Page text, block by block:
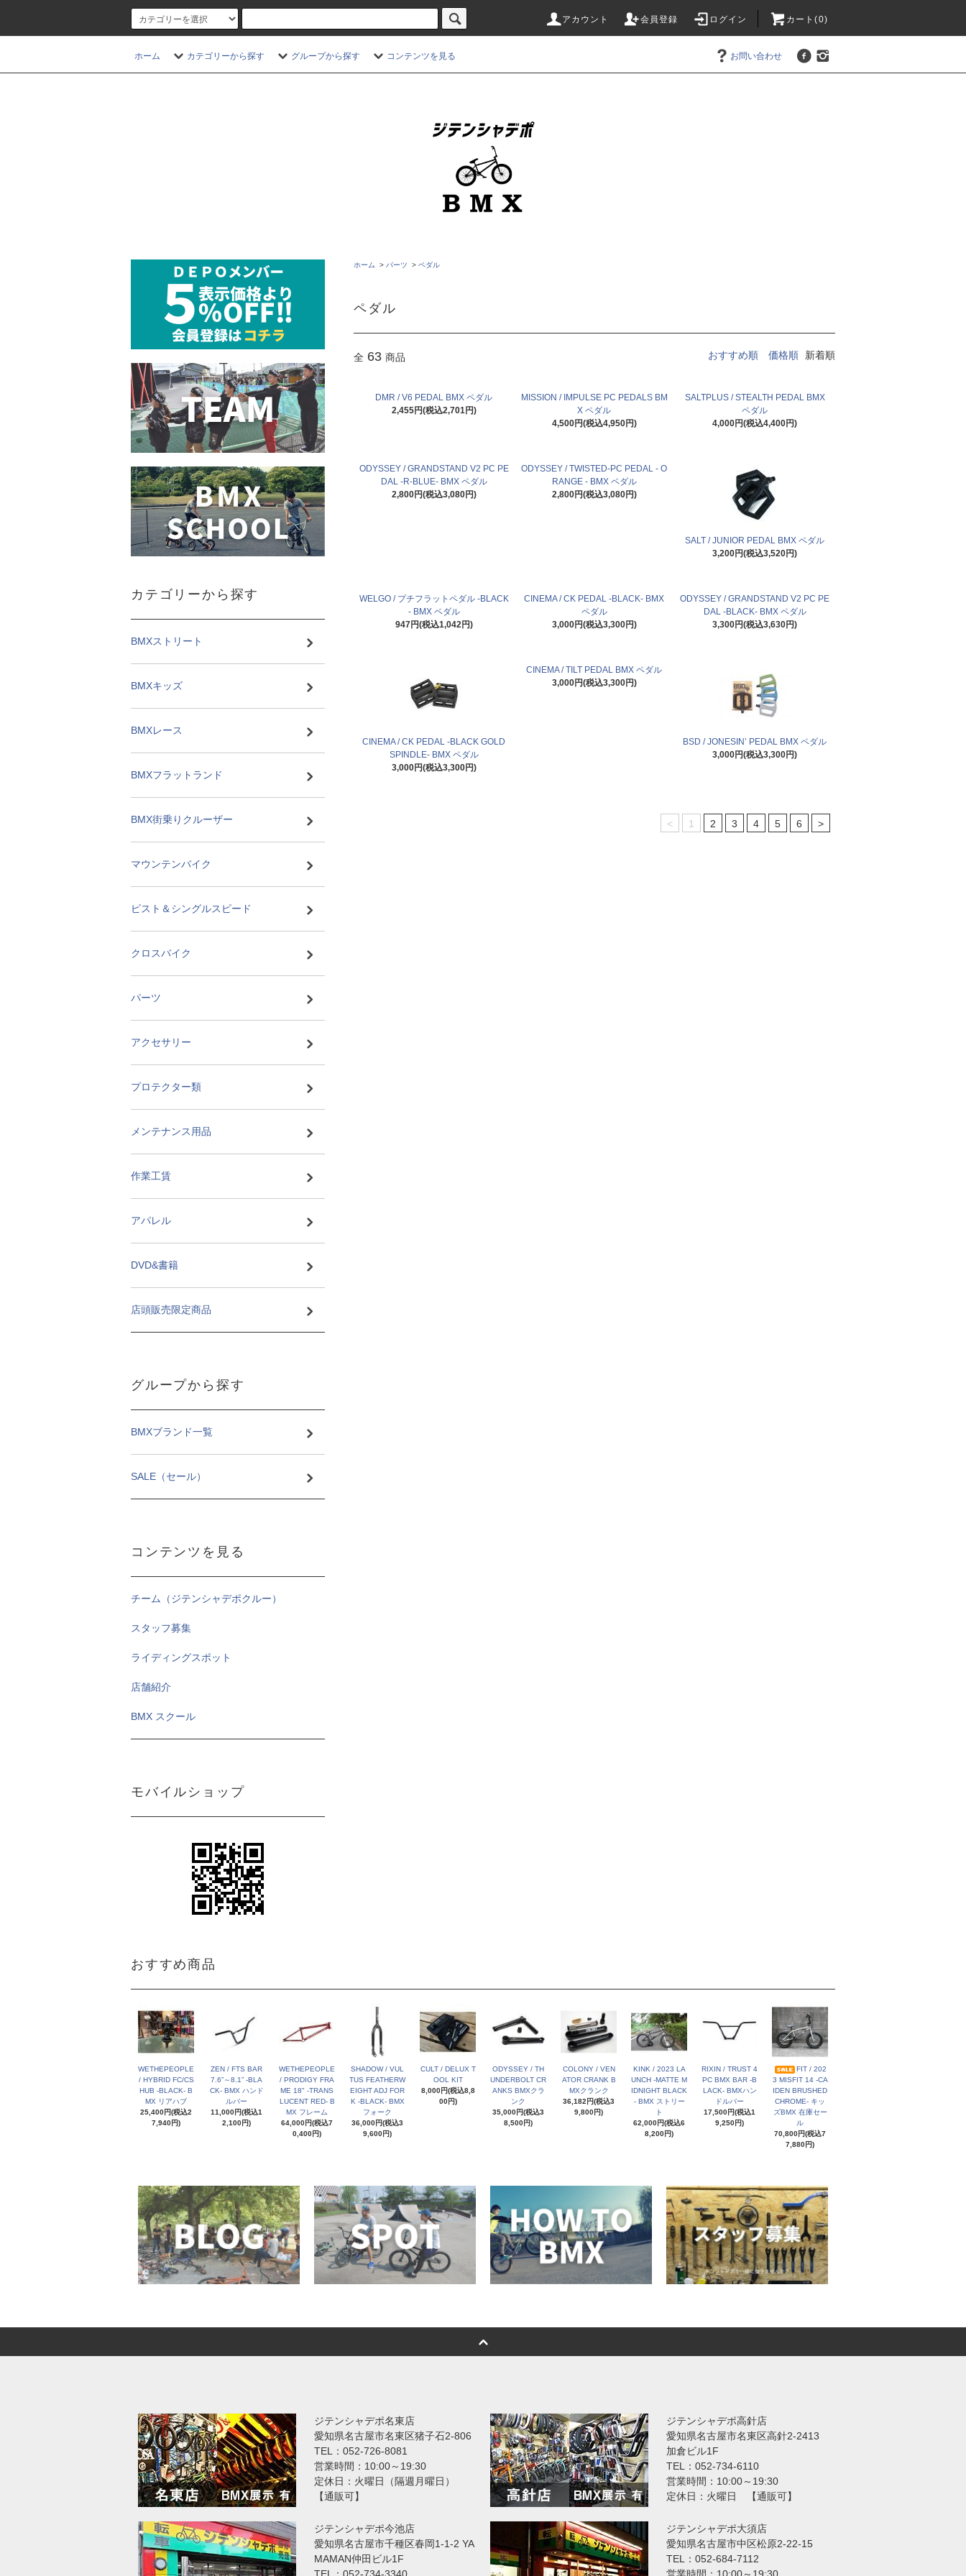
アカウント 会員登録 ログイン カート(0)
ホーム カテゴリーから探す グループから探す コンテンツを見る お問い合わせ
ホーム > パーツ > ペダル
ペダル
全 63 商品 おすすめ順 価格順 新着順
DMR / V6 PEDAL BMX ペダル
2,455円(税込2,701円)
MISSION / IMPULSE PC PEDALS BM
X ペダル
4,500円(税込4,950円)
SALTPLUS / STEALTH PEDAL BMX
ペダル
4,000円(税込4,400円)
ODYSSEY / GRANDSTAND V2 PC PE
DAL -R-BLUE- BMX ペダル
2,800円(税込3,080円)
ODYSSEY / TWISTED-PC PEDAL - O
RANGE - BMX ペダル
2,800円(税込3,080円)
SALT / JUNIOR PEDAL BMX ペダル
3,200円(税込3,520円)
WELGO / プチフラットペダル -BLACK
- BMX ペダル
947円(税込1,042円)
CINEMA / CK PEDAL -BLACK- BMX
ペダル
3,000円(税込3,300円)
ODYSSEY / GRANDSTAND V2 PC PE
DAL -BLACK- BMX ペダル
3,300円(税込3,630円)
CINEMA / CK PEDAL -BLACK GOLD
SPINDLE- BMX ペダル
3,000円(税込3,300円)
CINEMA / TILT PEDAL BMX ペダル
3,000円(税込3,300円)
BSD / JONESIN’ PEDAL BMX ペダル
3,000円(税込3,300円)
< 1 2 3 4 5 6 >
カテゴリーから探す
BMXストリート
BMXキッズ
BMXレース
BMXフラットランド
BMX街乗りクルーザー
マウンテンバイク
ピスト＆シングルスピード
クロスバイク
パーツ
アクセサリー
プロテクター類
メンテナンス用品
作業工賃
アパレル
DVD&書籍
店頭販売限定商品
グループから探す
BMXブランド一覧
SALE（セール）
コンテンツを見る
チーム（ジテンシャデポクルー）
スタッフ募集
ライディングスポット
店舗紹介
BMX スクール
モバイルショップ
おすすめ商品
WETHEPEOPLE
/ HYBRID FC/CS
HUB -BLACK- B
MX リアハブ
25,400円(税込2
7,940円)
ZEN / FTS BAR
7.6”～8.1” -BLA
CK- BMX ハンド
ルバー
11,000円(税込1
2,100円)
WETHEPEOPLE
/ PRODIGY FRA
ME 18" -TRANS
LUCENT RED- B
MX フレーム
64,000円(税込7
0,400円)
SHADOW / VUL
TUS FEATHERW
EIGHT ADJ FOR
K -BLACK- BMX
フォーク
36,000円(税込3
9,600円)
CULT / DELUX T
OOL KIT
8,000円(税込8,8
00円)
ODYSSEY / TH
UNDERBOLT CR
ANKS BMXクラ
ンク
35,000円(税込3
8,500円)
COLONY / VEN
ATOR CRANK B
MXクランク
36,182円(税込3
9,800円)
KINK / 2023 LA
UNCH -MATTE M
IDNIGHT BLACK
- BMX ストリー
ト
62,000円(税込6
8,200円)
RIXIN / TRUST 4
PC BMX BAR -B
LACK- BMXハン
ドルバー
17,500円(税込1
9,250円)
FIT / 202
3 MISFIT 14 -CA
IDEN BRUSHED
CHROME- キッ
ズBMX 在庫セー
ル
70,800円(税込7
7,880円)
ジテンシャデポ名東店
愛知県名古屋市名東区猪子石2-806
TEL：052-726-8081
営業時間：10:00～19:30
定休日：火曜日（隔週月曜日）
【通販可】
ジテンシャデポ高針店
愛知県名古屋市名東区高針2-2413
加倉ビル1F
TEL：052-734-6110
営業時間：10:00～19:30
定休日：火曜日 【通販可】
ジテンシャデポ今池店
愛知県名古屋市千種区春岡1-1-2 YA
MAMAN仲田ビル1F
ジテンシャデポ大須店
愛知県名古屋市中区松原2-22-15
TEL：052-684-7112